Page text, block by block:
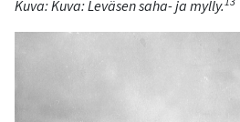
Kuva:Kuva: Leväsen saha- ja mylly.